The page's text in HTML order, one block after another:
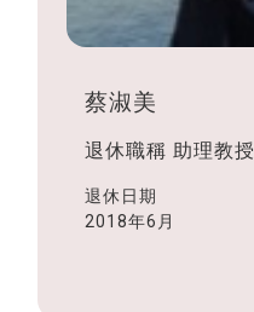
蔡淑美
退休職稱 助理教授
退休日期
2018年6月